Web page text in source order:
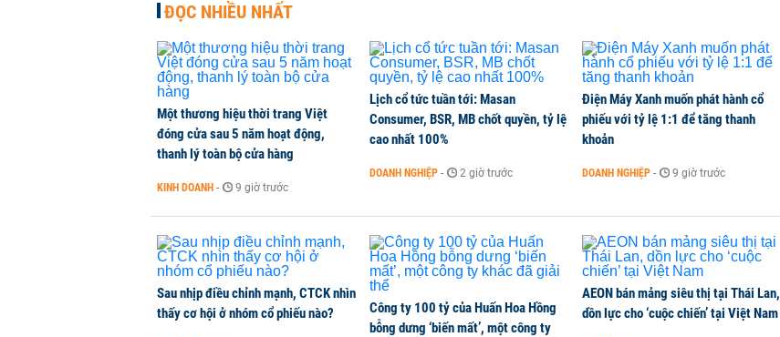
ĐỌC NHIỀU NHẤT
Một thương hiệu thời trang Việt
đóng cửa sau 5 năm hoạt động,
thanh lý toàn bộ cửa hàng
KINH DOANH - 9 giờ trước
Lịch cổ tức tuần tới: Masan
Consumer, BSR, MB chốt quyền, tỷ lệ
cao nhất 100%
DOANH NGHIỆP - 2 giờ trước
Điện Máy Xanh muốn phát hành cổ
phiếu với tỷ lệ 1:1 để tăng thanh
khoản
DOANH NGHIỆP - 9 giờ trước
Sau nhịp điều chỉnh mạnh, CTCK nhìn
thấy cơ hội ở nhóm cổ phiếu nào?
Công ty 100 tỷ của Huấn Hoa Hồng
bỗng dưng ‘biến mất’, một công ty
AEON bán mảng siêu thị tại Thái Lan,
dồn lực cho ‘cuộc chiến’ tại Việt Nam